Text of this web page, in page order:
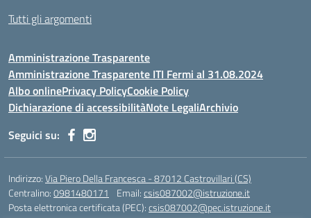
Tutti gli argomenti
Amministrazione Trasparente
Amministrazione Trasparente ITI Fermi al 31.08.2024
Albo onlinePrivacy PolicyCookie Policy
Dichiarazione di accessibilitàNote LegaliArchivio
Seguici su:
Indirizzo:Via Piero Della Francesca - 87012 Castrovillari (CS)
Centralino:0981480171 Email:csis087002@istruzione.it
Posta elettronica certificata (PEC):csis087002@pec.istruzione.it